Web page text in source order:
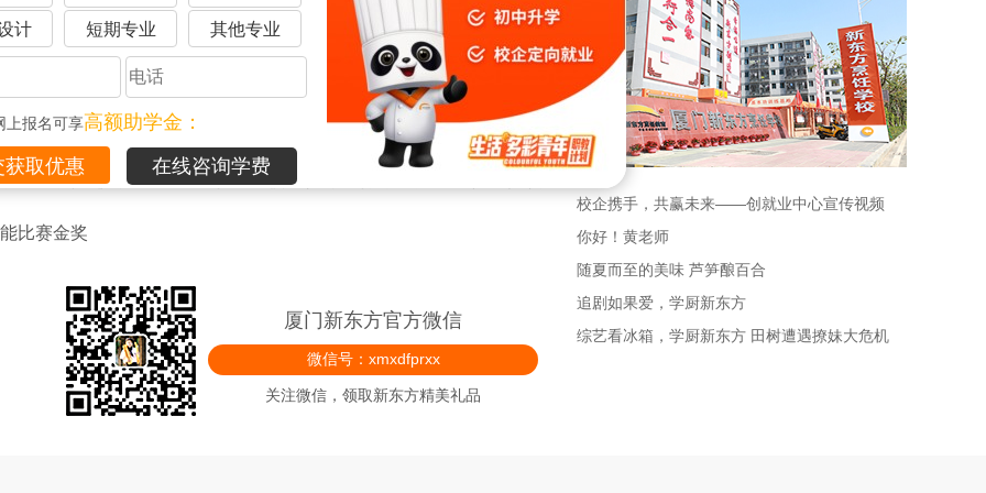
计 短期专业 其他专业
上报名可享高额助学金：
在线咨询学费
化艺术节传统手工艺品展。
刻银奖。
雕刻银奖。
特色菜肴竞赛金奖和古早味传承奖，同时组织我校师生10人，参加
获金奖10枚；2017年9月代表我校在厦门“国际荣誉酒店”个人绝技演
比赛金奖
厦门新东方官方微信
微信号：xmxdfprxx
关注微信，领取新东方精美礼品
校企携手，共赢未来——创就业中心宣传视频
你好！黄老师
随夏而至的美味 芦笋酿百合
追剧如果爱，学厨新东方
综艺看冰箱，学厨新东方 田树遭遇撩妹大危机